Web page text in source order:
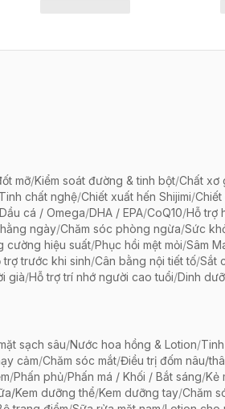
mỡ/Kiểm soát đường & tinh bột/Chất xơ
Tinh chất nghệ/Chiết xuất hến Shijimi/Chiết
Dầu cá / Omega/DHA / EPA/CoQ10/Hỗ trợ
ngày/Chăm sóc phòng ngừa/Sức
cường hiệu suất/Phục hồi mệt mỏi/Sâm
trợ trước khi sinh/Cân bằng nội tiết tố/Sắt
già/Hỗ trợ trí nhớ người cao tuổi/Dinh
sạch sâu/Nước hoa hồng & Lotion/
cảm/Chăm sóc mắt/Điều trị đốm nâu/
/Phấn phủ/Phấn má / Khối / Bắt sáng/Kẻ
Kem dưỡng thể/Kem dưỡng tay/Chăm